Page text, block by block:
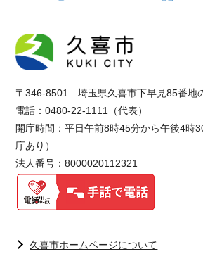
〒346-8501 埼玉県久喜市下早見85番地
電話：0480-22-1111（代表）
開庁時間：平日午前8時45分から午後4時
庁あり）
法人番号：8000020112321
久喜市ホームページについて